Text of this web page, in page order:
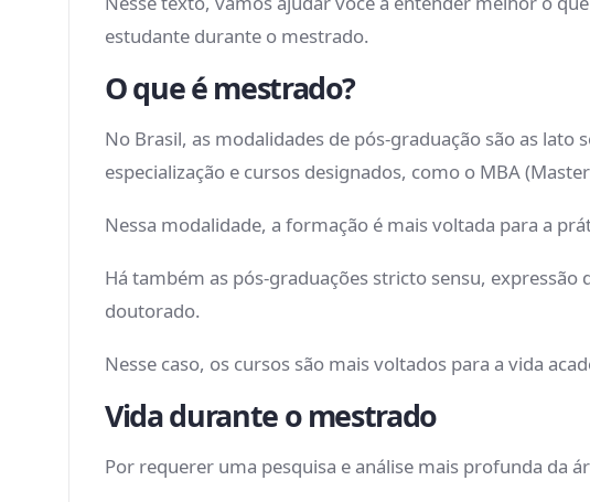
estudante durante o mestrado.
O que é mestrado?
No Brasil, as modalidades de pós-graduação são as
especialização e cursos designados, como o MBA
Nessa modalidade, a formação é mais voltada para a
Há também as pós-graduações stricto sensu,
doutorado.
Nesse caso, os cursos são mais voltados para a vida
Vida durante o mestrado
Por requerer uma pesquisa e análise mais profunda da